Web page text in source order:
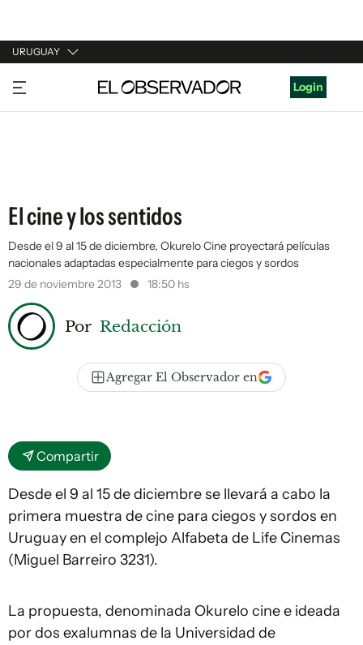
URUGUAY
URUGUAY
ARGENTINA
Login
El cine y los sentidos
Desde el 9 al 15 de diciembre, Okurelo Cine proyectará películas
nacionales adaptadas especialmente para ciegos y sordos
29 de noviembre 2013
18:50 hs
Por Redacción
Agregar El Observador en
Compartir
Desde el 9 al 15 de diciembre se llevará a cabo la
primera muestra de cine para ciegos y sordos en
Uruguay en el complejo Alfabeta de Life Cinemas
(Miguel Barreiro 3231).
La propuesta, denominada Okurelo cine e ideada
por dos exalumnas de la Universidad de